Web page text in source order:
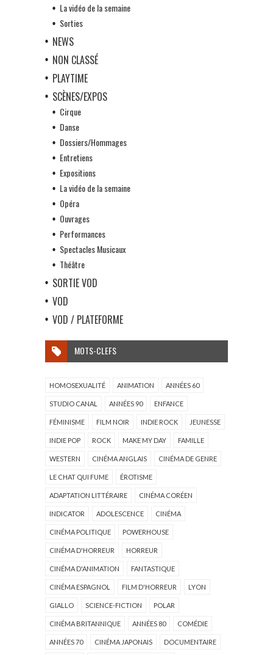
La vidéo de la semaine
Sorties
NEWS
NON CLASSÉ
PLAYTIME
SCÈNES/EXPOS
Cirque
Danse
Dossiers/Hommages
Entretiens
Expositions
La vidéo de la semaine
Opéra
Ouvrages
Performances
Spectacles Musicaux
Théâtre
SORTIE VOD
VOD
VOD / PLATEFORME
MOTS-CLEFS
HOMOSEXUALITÉ ANIMATION ANNÉES 60
STUDIO CANAL ANNÉES 90 ENFANCE
FÉMINISME FILM NOIR INDIE ROCK JEUNESSE
INDIE POP ROCK MAKE MY DAY FAMILLE
WESTERN CINÉMA ANGLAIS CINÉMA DE GENRE
LE CHAT QUI FUME ÉROTISME
ADAPTATION LITTÉRAIRE CINÉMA CORÉEN
INDICATOR ADOLESCENCE CINÉMA
CINÉMA POLITIQUE POWERHOUSE
CINÉMA D'HORREUR HORREUR
CINÉMA D'ANIMATION FANTASTIQUE
CINÉMA ESPAGNOL FILM D'HORREUR LYON
GIALLO SCIENCE-FICTION POLAR
CINÉMA BRITANNIQUE ANNÉES 80 COMÉDIE
ANNÉES 70 CINÉMA JAPONAIS DOCUMENTAIRE